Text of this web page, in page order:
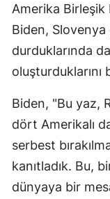
Amerika Birleşik
Biden,
durduklarında
oluşturduklarını
Biden, "Bu yaz,
dört Amerikalı
serbest
kanıtladık. Bu,
dünyaya bir